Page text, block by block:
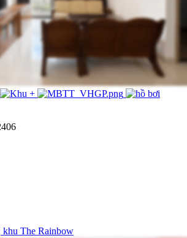
khu The Rainbow